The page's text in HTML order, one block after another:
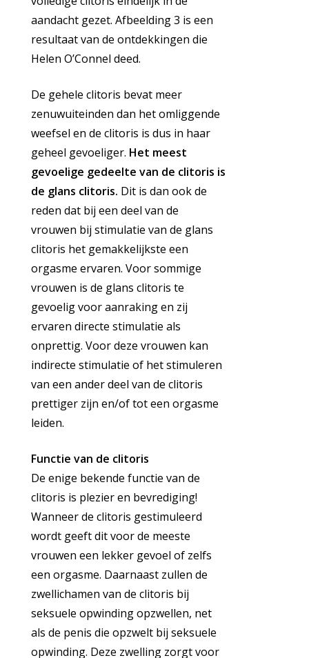
aandacht gezet. Afbeelding 3 is een
resultaat van de ontdekkingen die
Helen O’Connel deed.
De gehele clitoris bevat meer
zenuwuiteinden dan het omliggende
weefsel en de clitoris is dus in haar
geheel gevoeliger. Het meest
gevoelige gedeelte van de clitoris is
de glans clitoris. Dit is dan ook de
reden dat bij een deel van de
vrouwen bij stimulatie van de glans
clitoris het gemakkelijkste een
orgasme ervaren. Voor sommige
vrouwen is de glans clitoris te
gevoelig voor aanraking en zij
ervaren directe stimulatie als
onprettig. Voor deze vrouwen kan
indirecte stimulatie of het stimuleren
van een ander deel van de clitoris
prettiger zijn en/of tot een orgasme
leiden.
Functie van de clitoris
De enige bekende functie van de
clitoris is plezier en bevrediging!
Wanneer de clitoris gestimuleerd
wordt geeft dit voor de meeste
vrouwen een lekker gevoel of zelfs
een orgasme. Daarnaast zullen de
zwellichamen van de clitoris bij
seksuele opwinding opzwellen, net
als de penis die opzwelt bij seksuele
opwinding. Deze zwelling zorgt voor